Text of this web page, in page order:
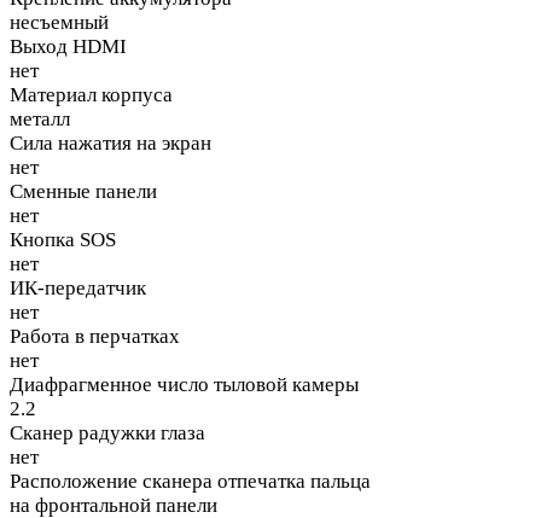
несъемный
Выход HDMI
нет
Материал корпуса
металл
Сила нажатия на экран
нет
Сменные панели
нет
Кнопка SOS
нет
ИК-передатчик
нет
Работа в перчатках
нет
Диафрагменное число тыловой камеры
2.2
Сканер радужки глаза
нет
Расположение сканера отпечатка пальца
на фронтальной панели